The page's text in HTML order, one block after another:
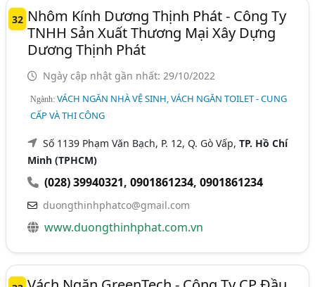
32 Nhôm Kính Dương Thịnh Phát - Công Ty
TNHH Sản Xuất Thương Mại Xây Dựng
Dương Thịnh Phát
Ngày cập nhật gần nhất: 29/10/2022
Ngành:VÁCH NGĂN NHÀ VỆ SINH, VÁCH NGĂN TOILET - CUNG
CẤP VÀ THI CÔNG
Số 1139 Phạm Văn Bạch, P. 12, Q. Gò Vấp,TP. Hồ Chí
Minh (TPHCM)
(028) 39940321,0901861234,0901861234
duongthinhphatco@gmail.com
www.duongthinhphat.com.vn